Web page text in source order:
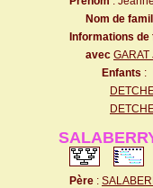
Nom de
Informations de
avec GARAT
Enfants :
Père :